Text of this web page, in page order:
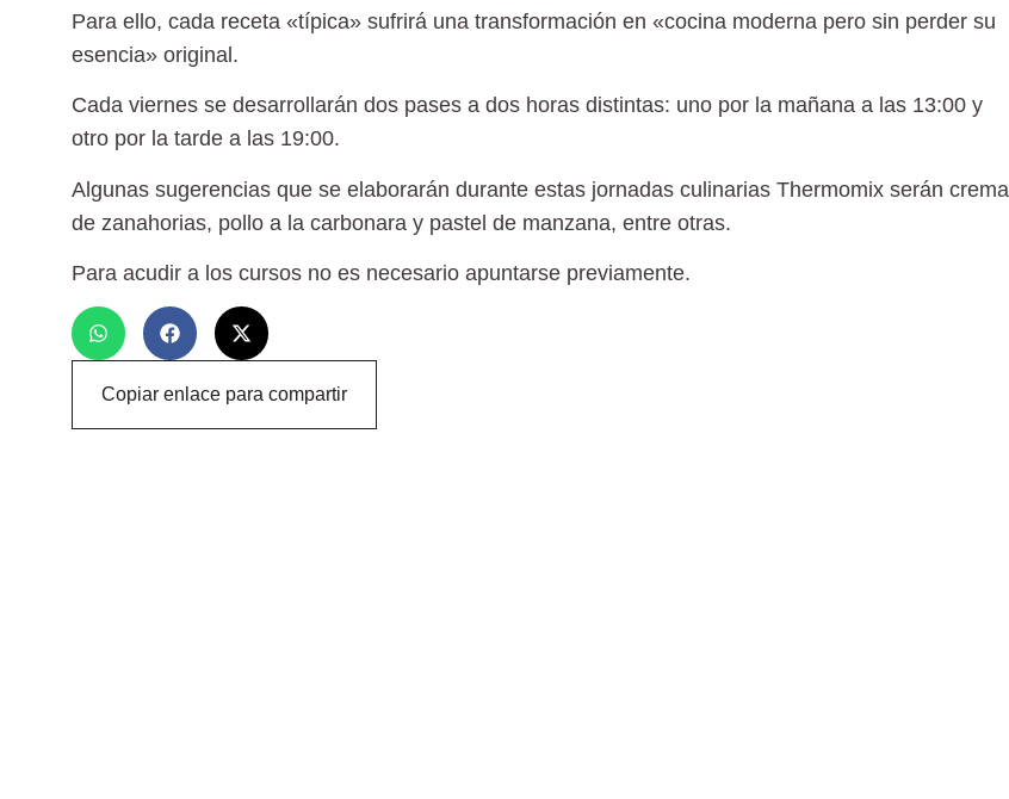
Para ello, cada receta «típica» sufrirá una transformación en «cocina moderna pero sin perder su
esencia» original.
Cada viernes se desarrollarán dos pases a dos horas distintas: uno por la mañana a las 13:00 y
otro por la tarde a las 19:00.
Algunas sugerencias que se elaborarán durante estas jornadas culinarias Thermomix serán crema
de zanahorias, pollo a la carbonara y pastel de manzana, entre otras.
Para acudir a los cursos no es necesario apuntarse previamente.
Copiar enlace para compartir